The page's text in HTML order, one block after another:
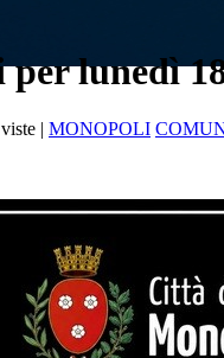
lunedì
| MONOPOLI